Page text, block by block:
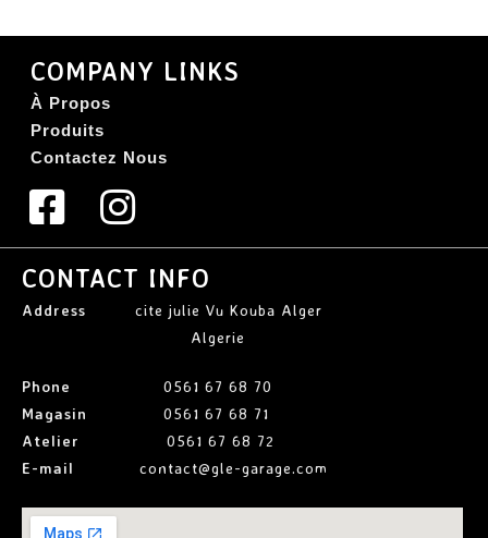
COMPANY LINKS
À Propos
Produits
Contactez Nous
CONTACT INFO
Address cite julie Vu Kouba Alger
Algerie
Phone
0561 67 68 70
Magasin
0561 67 68 71
Atelier
0561 67 68 72
E-mail
contact@gle-garage.com